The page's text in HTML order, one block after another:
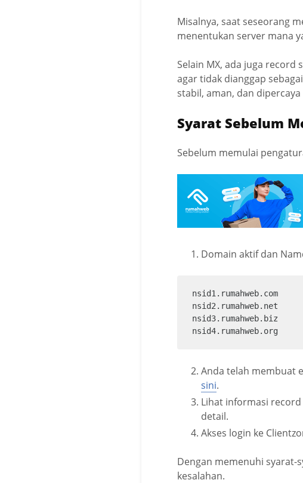
Misalnya, saat seseorang
menentukan server mana
Selain MX, ada juga record
agar tidak dianggap
stabil, aman, dan
Syarat Sebelum
Sebelum memulai
Domain aktif dan
nsid1.rumahweb.com
nsid2.rumahweb.net
nsid3.rumahweb.biz
nsid4.rumahweb.org
Anda telah membuat
sini.
Lihat informasi
detail.
Akses login ke
Dengan memenuhi syarat-
kesalahan.